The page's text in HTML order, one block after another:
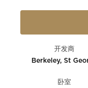
开发商
Berkeley, St
卧室